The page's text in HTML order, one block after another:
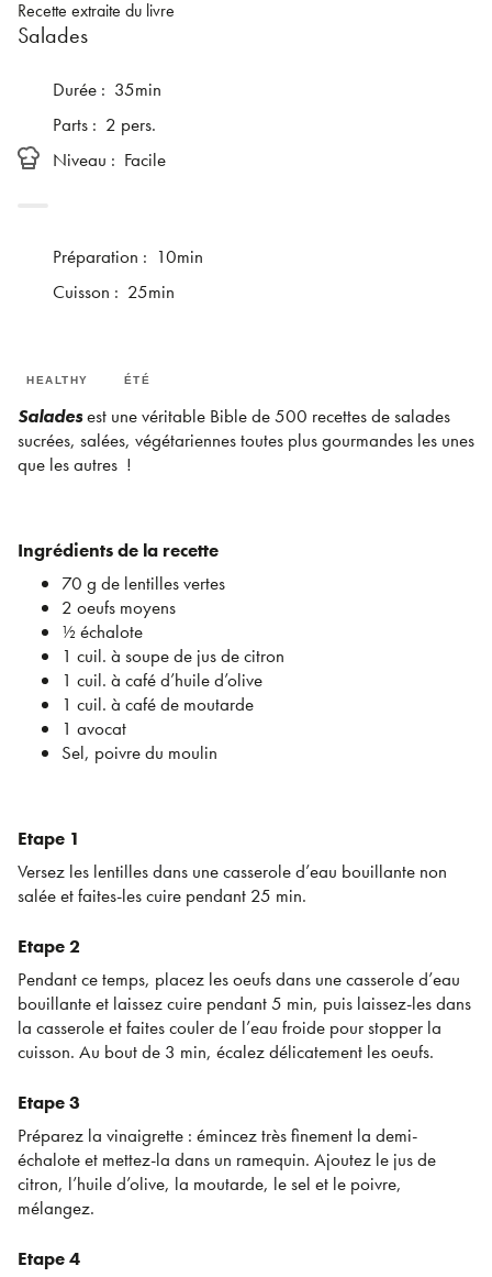
Recette extraite du livre
Salades
Durée : 35min
Parts : 2 pers.
Niveau : Facile
Préparation : 10min
Cuisson : 25min
HEALTHY ÉTÉ
Saladesest une véritable Bible de 500 recettes de salades
sucrées, salées, végétariennes toutes plus gourmandes les unes
que les autres !
Ingrédients de la recette
70 g de lentilles vertes
2 oeufs moyens
½ échalote
1 cuil. à soupe de jus de citron
1 cuil. à café d’huile d’olive
1 cuil. à café de moutarde
1 avocat
Sel, poivre du moulin
Etape 1
Versez les lentilles dans une casserole d’eau bouillante non
salée et faites-les cuire pendant 25 min.
Etape 2
Pendant ce temps, placez les oeufs dans une casserole d’eau
bouillante et laissez cuire pendant 5 min, puis laissez-les dans
la casserole et faites couler de l’eau froide pour stopper la
cuisson. Au bout de 3 min, écalez délicatement les oeufs.
Etape 3
Préparez la vinaigrette : émincez très finement la demi-
échalote et mettez-la dans un ramequin. Ajoutez le jus de
citron, l’huile d’olive, la moutarde, le sel et le poivre,
mélangez.
Etape 4